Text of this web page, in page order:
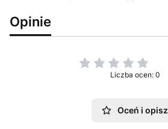
Opinie
Liczba ocen: 0
Oceń i opisz